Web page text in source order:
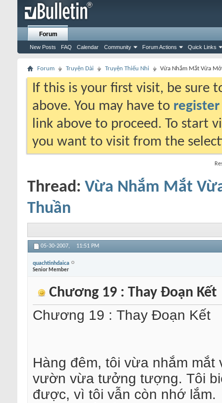
Forum
New Posts FAQ Calendar Community Forum Actions Quick Links
Forum Truyện Dài Truyện Thiếu Nhi Vừa Nhắm Mắt Vừa
If this is your first visit, be sure
above. You may have to register
link above to proceed. To start
you want to visit from the
Thread: Vừa Nhắm Mắt
Thuần
05-30-2007, 11:51 PM
quachtinhdaica
Senior Member
Chương 19 : Thay Đoạn Kết
Chương 19 : Thay Đoạn Kết
Hàng đêm, tôi vừa nhắm
vườn vừa tưởng tượng. Tôi
được, vì tôi vẫn còn nhớ lắm.